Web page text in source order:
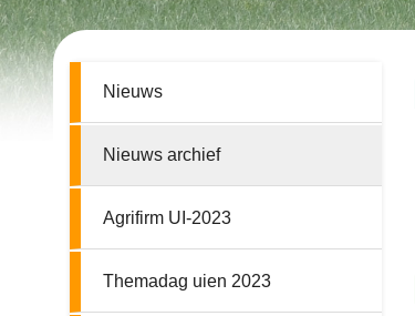
Nieuws
Nieuws archief
Agrifirm UI-2023
Themadag uien 2023